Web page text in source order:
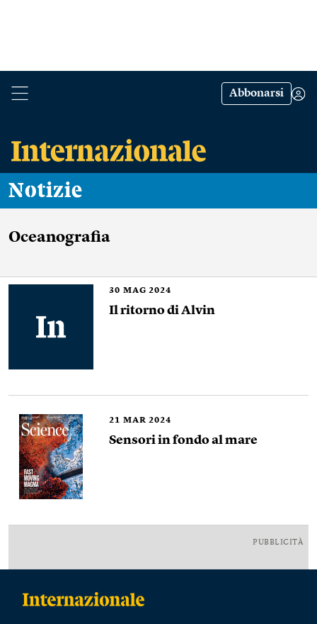
Abbonarsi
Notizie
Oceanografia
30 MAG 2024
Il ritorno di Alvin
21 MAR 2024
Sensori in fondo al mare
PUBBLICITÀ